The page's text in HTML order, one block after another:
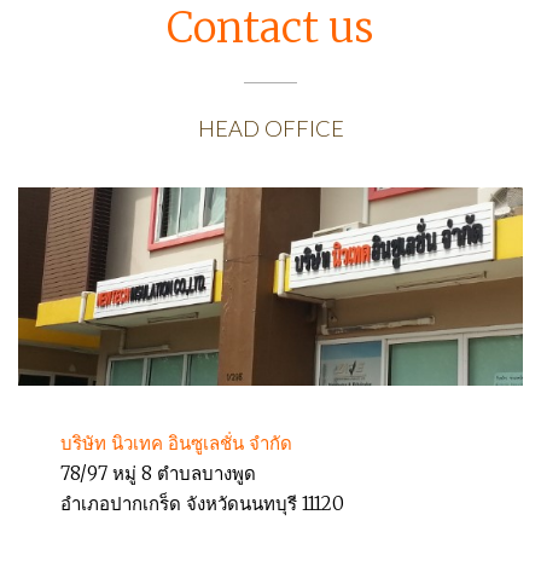
Contact us
HEAD OFFICE
บริษัท นิวเทค อินซูเลชั่น จำกัด
78/97 หมู่ 8 ตำบลบางพูด
อำเภอปากเกร็ด จังหวัดนนทบุรี 11120